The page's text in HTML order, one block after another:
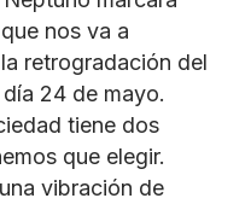
nos va a
retrogradación del
24 de mayo.
tiene dos
que elegir.
vibración de